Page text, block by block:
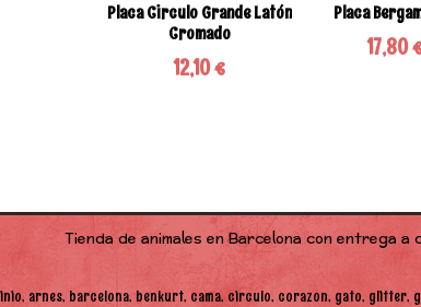
Placa Circulo Grande Latón
Cromado
12,10 €
Placa
17,80
Tienda de animales en Barcelona con entrega
arnes barcelona benkurt cama circulo corazon gato glitter